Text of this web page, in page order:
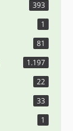
393
1
81
1.197
22
33
1